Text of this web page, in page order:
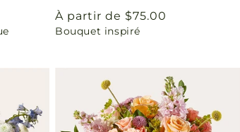
Prix
habituel
À partir de $75.00
Bouquet inspiré